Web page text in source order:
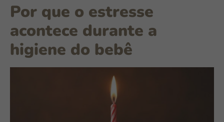
Por que o estresse
acontece durante a
higiene do bebê